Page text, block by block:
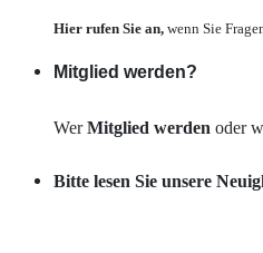
Hier rufen Sie an, wenn Sie
Mitglied werden?
WerMitglied werden oder
Bitte lesen Sie unsere